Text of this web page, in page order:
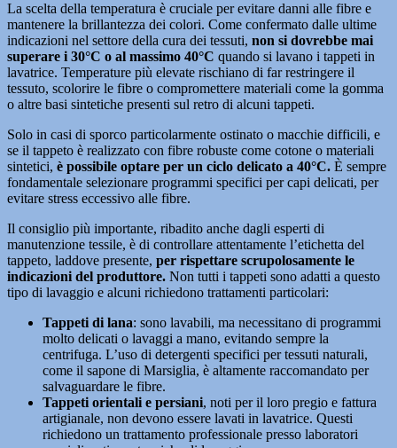
La scelta della temperatura è cruciale per evitare danni alle fibre e
mantenere la brillantezza dei colori. Come confermato dalle ultime
indicazioni nel settore della cura dei tessuti, non si dovrebbe mai
superare i 30°C o al massimo 40°C quando si lavano i tappeti in
lavatrice. Temperature più elevate rischiano di far restringere il
tessuto, scolorire le fibre o compromettere materiali come la gomma
o altre basi sintetiche presenti sul retro di alcuni tappeti.
Solo in casi di sporco particolarmente ostinato o macchie difficili, e
se il tappeto è realizzato con fibre robuste come cotone o materiali
sintetici, è possibile optare per un ciclo delicato a 40°C. È sempre
fondamentale selezionare programmi specifici per capi delicati, per
evitare stress eccessivo alle fibre.
Il consiglio più importante, ribadito anche dagli esperti di
manutenzione tessile, è di controllare attentamente l’etichetta del
tappeto, laddove presente, per rispettare scrupolosamente le
indicazioni del produttore. Non tutti i tappeti sono adatti a questo
tipo di lavaggio e alcuni richiedono trattamenti particolari:
Tappeti di lana: sono lavabili, ma necessitano di programmi
molto delicati o lavaggi a mano, evitando sempre la
centrifuga. L’uso di detergenti specifici per tessuti naturali,
come il sapone di Marsiglia, è altamente raccomandato per
salvaguardare le fibre.
Tappeti orientali e persiani, noti per il loro pregio e fattura
artigianale, non devono essere lavati in lavatrice. Questi
richiedono un trattamento professionale presso laboratori